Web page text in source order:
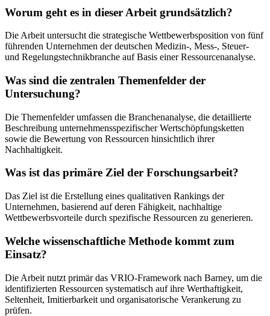
Worum geht es in dieser Arbeit grundsätzlich?
Die Arbeit untersucht die strategische Wettbewerbsposition von fünf
führenden Unternehmen der deutschen Medizin-, Mess-, Steuer-
und Regelungstechnikbranche auf Basis einer Ressourcenanalyse.
Was sind die zentralen Themenfelder der
Untersuchung?
Die Themenfelder umfassen die Branchenanalyse, die detaillierte
Beschreibung unternehmensspezifischer Wertschöpfungsketten
sowie die Bewertung von Ressourcen hinsichtlich ihrer
Nachhaltigkeit.
Was ist das primäre Ziel der Forschungsarbeit?
Das Ziel ist die Erstellung eines qualitativen Rankings der
Unternehmen, basierend auf deren Fähigkeit, nachhaltige
Wettbewerbsvorteile durch spezifische Ressourcen zu generieren.
Welche wissenschaftliche Methode kommt zum
Einsatz?
Die Arbeit nutzt primär das VRIO-Framework nach Barney, um die
identifizierten Ressourcen systematisch auf ihre Werthaftigkeit,
Seltenheit, Imitierbarkeit und organisatorische Verankerung zu
prüfen.